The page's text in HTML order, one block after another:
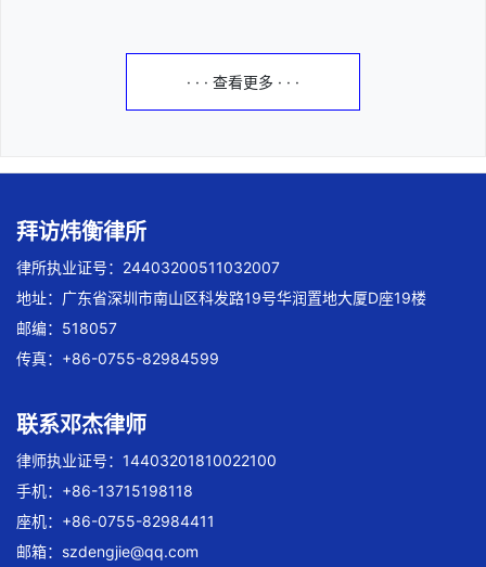
· · · 查看更多 · · ·
拜访炜衡律所
律所执业证号：24403200511032007
地址：广东省深圳市南山区科发路19号华润置地大厦D座19楼
邮编：518057
传真：+86-0755-82984599
联系邓杰律师
律师执业证号：14403201810022100
手机：+86-13715198118
座机：+86-0755-82984411
邮箱： szdengjie@qq.com